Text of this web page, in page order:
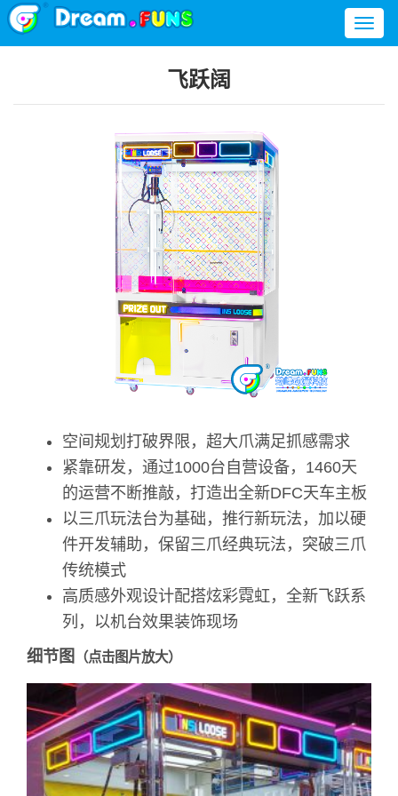
飞跃阔
空间规划打破界限，超大爪满足抓感需求
紧靠研发，通过1000台自营设备，1460天
的运营不断推敲，打造出全新DFC天车主板
以三爪玩法台为基础，推行新玩法，加以硬
件开发辅助，保留三爪经典玩法，突破三爪
传统模式
高质感外观设计配搭炫彩霓虹，全新飞跃系
列，以机台效果装饰现场
细节图
（点击图片放大）